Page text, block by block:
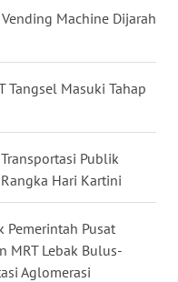
Machine Dijarah
Tangsel Masuki Tahap
Publik
Hari Kartini
Pemerintah Pusat
MRT Lebak Bulus-
Aglomerasi